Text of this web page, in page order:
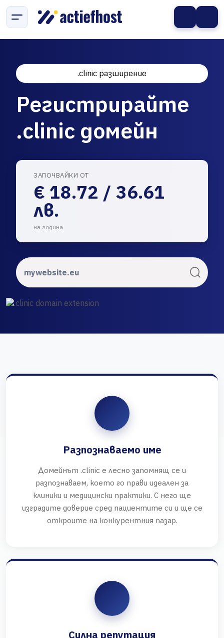
.clinic разширение
Регистрирайте
.clinic домейн
ЗАПОЧВАЙКИ ОТ
€ 18.72 / 36.61
лв.
на година
Разпознаваемо име
Домейнът .clinic е лесно запомнящ се и
разпознаваем, което го прави идеален за
клиники и медицински практики. С него ще
изградите доверие сред пациентите си и ще се
откроите на конкурентния пазар.
Силна репутация